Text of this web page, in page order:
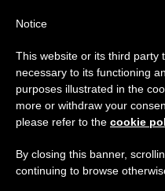
Aviso
Del 27 de julio al 7
anual, aprovechando
se generan menos
Notice
This website or its third party
necessary to its functioning
purposes illustrated in the
more or withdraw your
please refer to the cookie
By closing this banner,
continuing to browse